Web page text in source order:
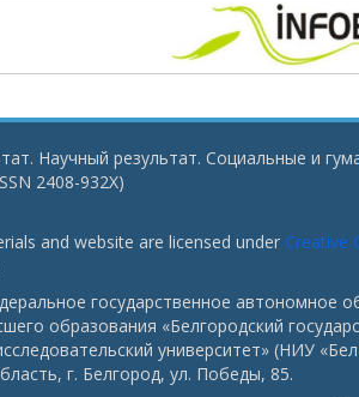
Научный результат. Социальные и
2408-932X)
and website are licensed under Creative
государственное автономное
образования «Белгородский
университет» (НИУ
г. Белгород, ул. Победы, 85.